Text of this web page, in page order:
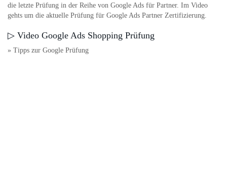
die letzte Prüfung in der Reihe von Google Ads für Partner. Im Video
gehts um die aktuelle Prüfung für Google Ads Partner Zertifizierung.
▷ Video Google Ads Shopping Prüfung
» Tipps zur Google Prüfung